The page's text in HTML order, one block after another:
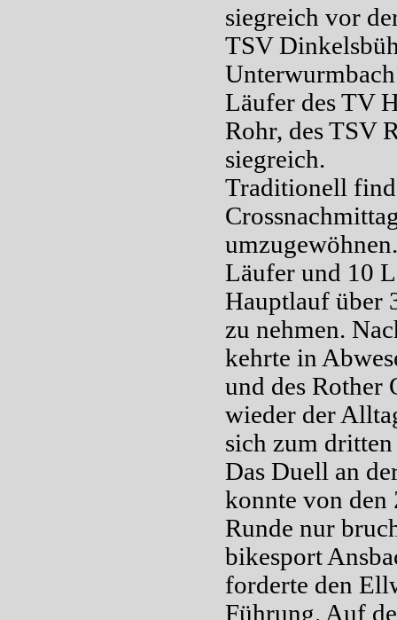
siegreich vor
TSV
Läufer des TV
Rohr, des TSV
siegreich.
Traditionell
Läufer und 10
Hauptlauf über
zu nehmen.
kehrte in
und des Rother
wieder der
sich zum dritten
Das Duell an
konnte von den
Runde nur
bikesport
forderte den
Führung. Auf